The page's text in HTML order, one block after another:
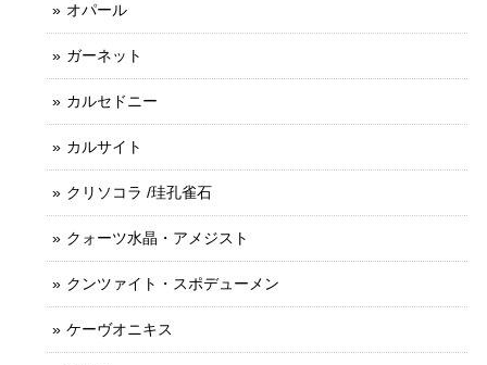
オパール
ガーネット
カルセドニー
カルサイト
クリソコラ /珪孔雀石
クォーツ水晶・アメジスト
クンツァイト・スポデューメン
ケーヴオニキス